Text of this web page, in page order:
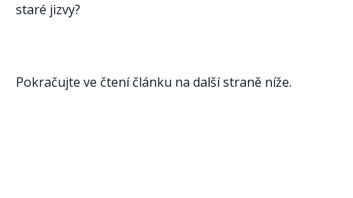
staré jizvy?
Pokračujte ve čtení článku na další straně níže.